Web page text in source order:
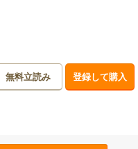
無料立読み 登録して購入